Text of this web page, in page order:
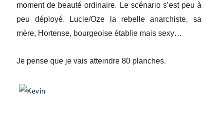
moment de beauté ordinaire. Le scénario s’est peu à
peu déployé. Lucie/Oze la rebelle anarchiste, sa
mère, Hortense, bourgeoise établie mais sexy…
Je pense que je vais atteindre 80 planches.